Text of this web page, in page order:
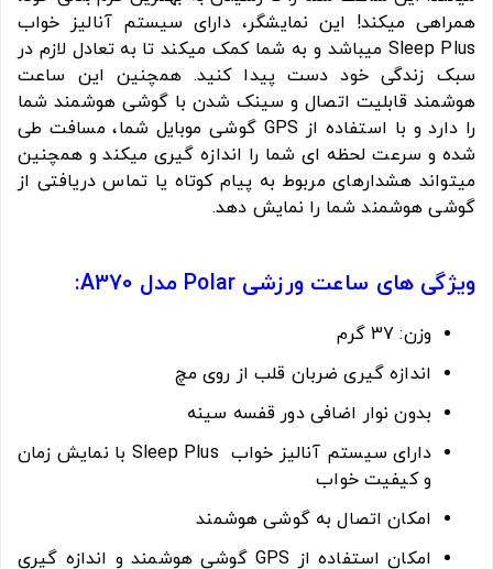
همراهی میکند! این نمایشگر، دارای سیستم آنالیز خواب
Sleep Plus میباشد و به شما کمک میکند تا به تعادل لازم در
سبک زندگی خود دست پیدا کنید. همچنین این ساعت
هوشمند قابلیت اتصال و سینک شدن با گوشی هوشمند شما
را دارد و با استفاده از GPS گوشی موبایل شما، مسافت طی
شده و سرعت لحظه ای شما را اندازه گیری میکند و همچنین
میتواند هشدارهای مربوط به پیام کوتاه یا تماس دریافتی از
گوشی هوشمند شما را نمایش دهد.
ویژگی های ساعت ورزشی Polar مدل A370:
وزن: 37 گرم
اندازه گیری ضربان قلب از روی مچ
بدون نوار اضافی دور قفسه سینه
دارای سیستم آنالیز خواب Sleep Plus با نمایش زمان
و کیفیت خواب
امکان اتصال به گوشی هوشمند
امکان استفاده از GPS گوشی هوشمند و اندازه گیری